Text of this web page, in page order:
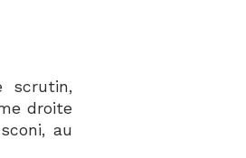
scrutin,
droite
au